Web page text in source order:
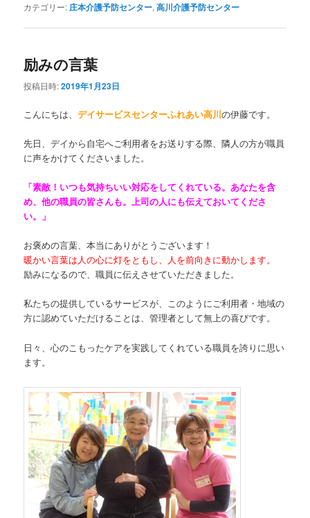
カテゴリー:庄本介護予防センター,高川介護予防センター
励みの言葉
投稿日時:2019年1月23日
こんにちは、デイサービスセンターふれあい高川の伊藤です。
先日、デイから自宅へご利用者をお送りする際、隣人の方が職員
に声をかけてくださいました。
「素敵！いつも気持ちいい対応をしてくれている。あなたを含
め、他の職員の皆さんも。上司の人にも伝えておいてくださ
い。」
お褒めの言葉、本当にありがとうございます！
暖かい言葉は人の心に灯をともし、人を前向きに動かします。
励みになるので、職員に伝えさせていただきました。
私たちの提供しているサービスが、このようにご利用者・地域の
方に認めていただけることは、管理者として無上の喜びです。
日々、心のこもったケアを実践してくれている職員を誇りに思い
ます。